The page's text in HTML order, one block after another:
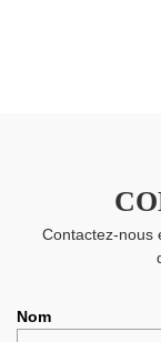
Contactez-nous
Nom